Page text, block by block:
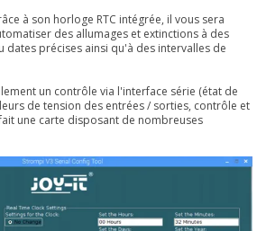
à son horloge RTC intégrée, il vous sera
des allumages et extinctions à des
dates précises ainsi qu'à des intervalles de
un contrôle via l'interface série (état de
de tension des entrées / sorties, contrôle et
une carte disposant de nombreuses